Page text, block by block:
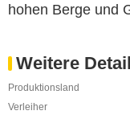
hohen Berge und
Weitere
Produktionsland
Verleiher